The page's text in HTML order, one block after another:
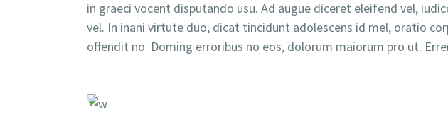
in graeci vocent disputando usu. Ad augue diceret eleifend vel,
vel. In inani virtute duo, dicat tincidunt adolescens id mel, oratio
offendit no. Doming erroribus no eos, dolorum maiorum pro ut.